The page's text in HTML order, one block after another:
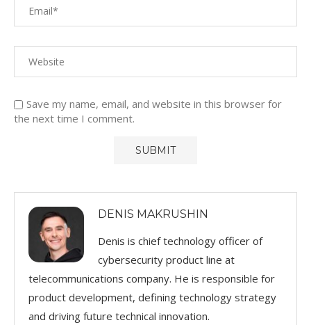
Save my name, email, and website in this browser for
the next time I comment.
DENIS MAKRUSHIN
Denis is chief technology officer of
cybersecurity product line at
telecommunications company. He is responsible for
product development, defining technology strategy
and driving future technical innovation.